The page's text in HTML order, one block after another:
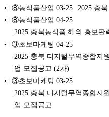
⑧농식품산업 03-25
2025 충
⑧농식품산업 04-25
2025 충북농식품 해외 홍보
③초보마케팅 04-25
2025 충북 디지털무역종합지
업 모집공고 (2차)
③초보마케팅 03-25
2025 충북 디지털무역종합지
업 모집공고